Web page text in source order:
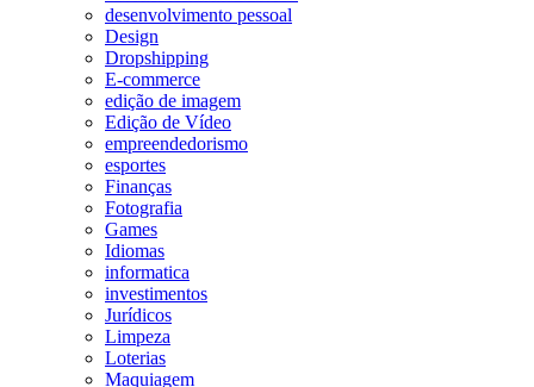
desenvolvimento pessoal
Design
Dropshipping
E-commerce
edição de imagem
Edição de Vídeo
empreendedorismo
esportes
Finanças
Fotografia
Games
Idiomas
informatica
investimentos
Jurídicos
Limpeza
Loterias
Maquiagem